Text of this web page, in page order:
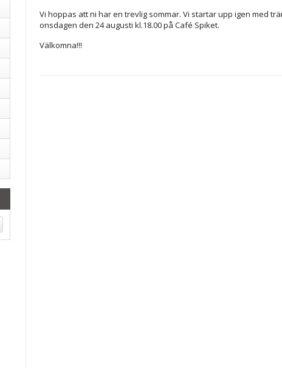
Vi hoppas att ni har en trevlig sommar. Vi startar upp igen med
onsdagen den 24 augusti kl.18.00 på Café Spiket.
Välkomna!!!